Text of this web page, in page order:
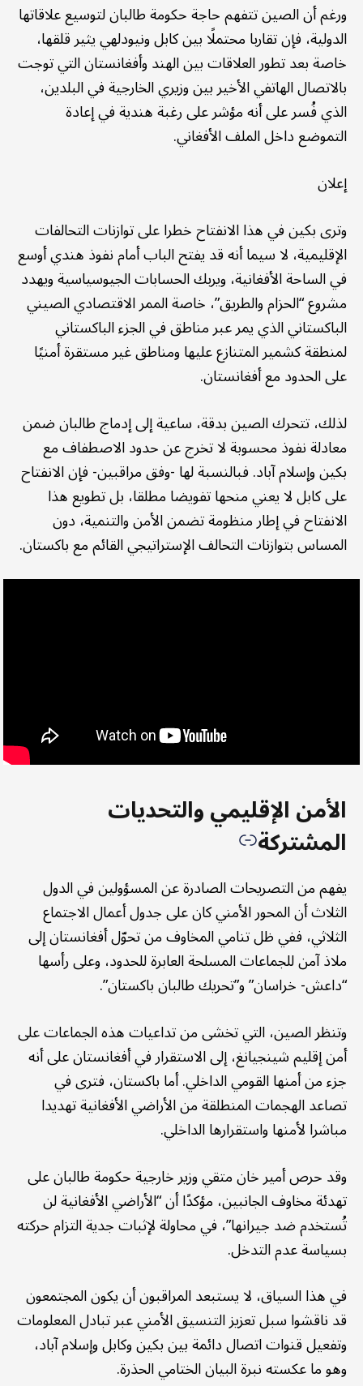
ورغم أن الصين تتفهم حاجة حكومة طالبان لتوسيع علاقاتها
الدولية، فإن تقاربا محتملًا بين كابل ونيودلهي يثير قلقها،
خاصة بعد تطور العلاقات بين الهند وأفغانستان التي توجت
بالاتصال الهاتفي الأخير بين وزيري الخارجية في البلدين،
الذي فُسر على أنه مؤشر على رغبة هندية في إعادة
التموضع داخل الملف الأفغاني.
إعلان
وترى بكين في هذا الانفتاح خطرا على توازنات التحالفات
الإقليمية، لا سيما أنه قد يفتح الباب أمام نفوذ هندي أوسع
في الساحة الأفغانية، ويربك الحسابات الجيوسياسية ويهدد
مشروع “الحزام والطريق”، خاصة الممر الاقتصادي الصيني
الباكستاني الذي يمر عبر مناطق في الجزء الباكستاني
لمنطقة كشمير المتنازع عليها ومناطق غير مستقرة أمنيًا
على الحدود مع أفغانستان.
لذلك، تتحرك الصين بدقة، ساعية إلى إدماج طالبان ضمن
معادلة نفوذ محسوبة لا تخرج عن حدود الاصطفاف مع
بكين وإسلام آباد. فبالنسبة لها -وفق مراقبين- فإن الانفتاح
على كابل لا يعني منحها تفويضا مطلقا، بل تطويع هذا
الانفتاح في إطار منظومة تضمن الأمن والتنمية، دون
المساس بتوازنات التحالف الإستراتيجي القائم مع باكستان.
الأمن الإقليمي والتحديات
المشتركة
يفهم من التصريحات الصادرة عن المسؤولين في الدول
الثلاث أن المحور الأمني كان على جدول أعمال الاجتماع
الثلاثي، ففي ظل تنامي المخاوف من تحوّل أفغانستان إلى
ملاذ آمن للجماعات المسلحة العابرة للحدود، وعلى رأسها
“داعش- خراسان” و”تحريك طالبان باكستان”.
وتنظر الصين، التي تخشى من تداعيات هذه الجماعات على
أمن إقليم شينجيانغ، إلى الاستقرار في أفغانستان على أنه
جزء من أمنها القومي الداخلي. أما باكستان، فترى في
تصاعد الهجمات المنطلقة من الأراضي الأفغانية تهديدا
مباشرا لأمنها واستقرارها الداخلي.
وقد حرص أمير خان متقي وزير خارجية حكومة طالبان على
تهدئة مخاوف الجانبين، مؤكدًا أن “الأراضي الأفغانية لن
تُستخدم ضد جيرانها”، في محاولة لإثبات جدية التزام حركته
بسياسة عدم التدخل.
في هذا السياق، لا يستبعد المراقبون أن يكون المجتمعون
قد ناقشوا سبل تعزيز التنسيق الأمني عبر تبادل المعلومات
وتفعيل قنوات اتصال دائمة بين بكين وكابل وإسلام آباد،
وهو ما عكسته نبرة البيان الختامي الحذرة.